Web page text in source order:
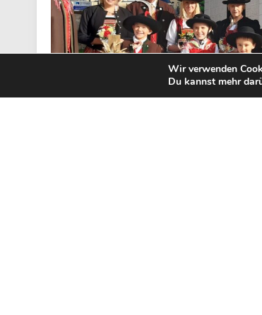
Wir verwenden
Du kannst mehr